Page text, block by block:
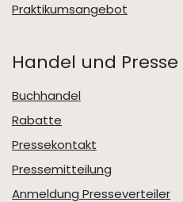
Praktikumsangebot
Handel und Presse
Buchhandel
Rabatte
Pressekontakt
Pressemitteilung
Anmeldung Presseverteiler